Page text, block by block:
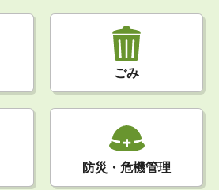
ごみ
防災・危機管理